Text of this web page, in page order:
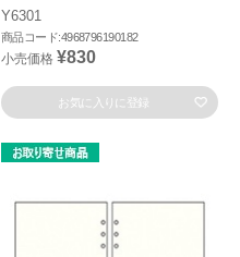
Y6301
商品コード:4968796190182
小売価格 ¥830
お気に入りに登録